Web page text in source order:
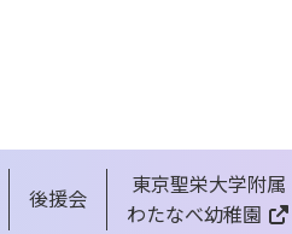
後援会
東京聖栄大学附属
わたなべ幼稚園